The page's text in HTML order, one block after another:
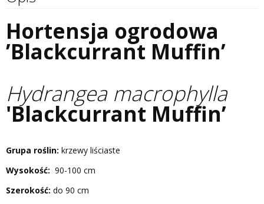
Hortensja ogrodowa
’Blackcurrant Muffin’
Hydrangea macrophylla
'Blackcurrant Muffin’
Grupa roślin: krzewy liściaste
Wysokość: 90-100 cm
Szerokość: do 90 cm